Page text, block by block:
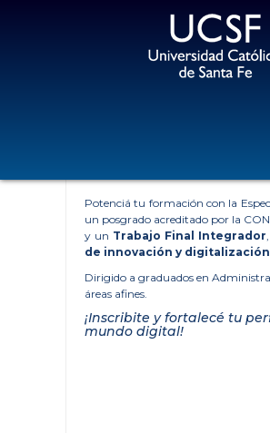
Potenciá tu formación con la
un posgrado acreditado por la
y un Trabajo Final Integrador
de innovación y
Dirigido a graduados en
áreas afines.
¡Inscribite y fortalecé tu
mundo digital!